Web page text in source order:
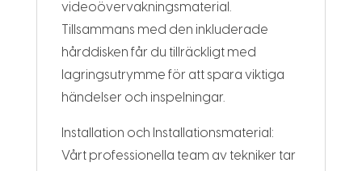
videoövervakningsmaterial.
Tillsammans med den inkluderade
hårddisken får du tillräckligt med
lagringsutrymme för att spara viktiga
händelser och inspelningar.
Installation och Installationsmaterial:
Vårt professionella team av tekniker tar